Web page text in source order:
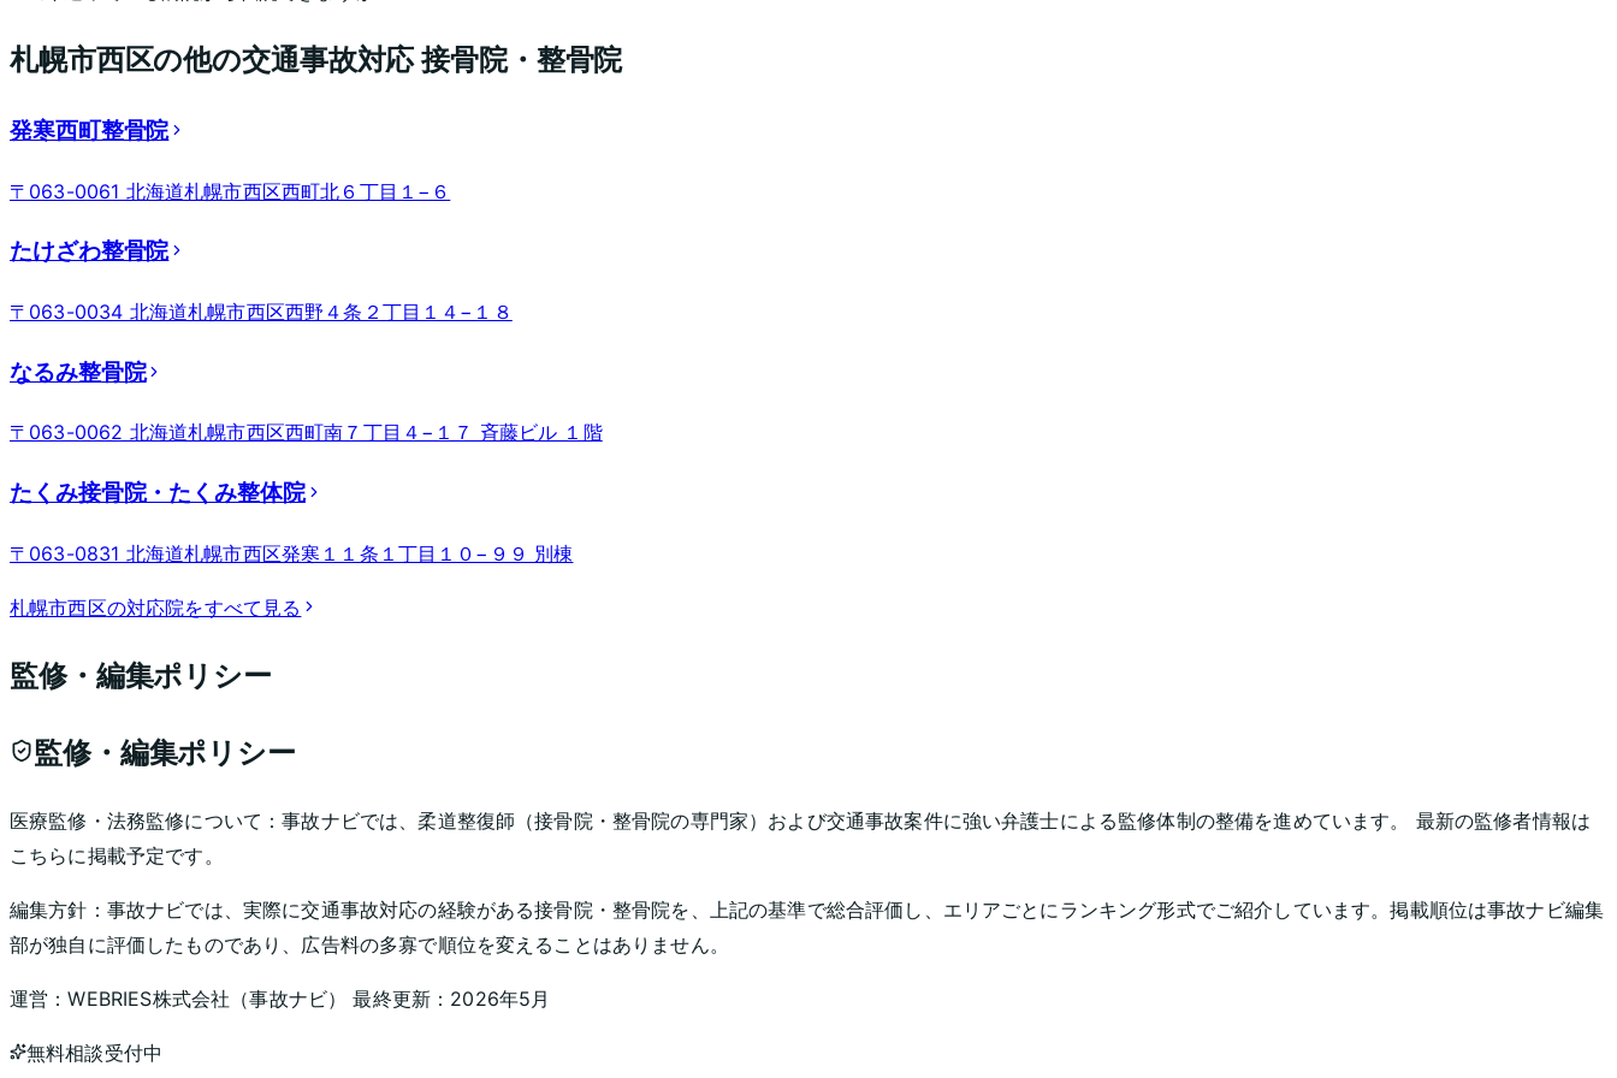
札幌市西区の他の交通事故対応 接骨院・整骨院
発寒西町整骨院
〒063-0061 北海道札幌市西区西町北６丁目１−６
たけざわ整骨院
〒063-0034 北海道札幌市西区西野４条２丁目１４−１８
なるみ整骨院
〒063-0062 北海道札幌市西区西町南７丁目４−１７ 斉藤ビル １階
たくみ接骨院・たくみ整体院
〒063-0831 北海道札幌市西区発寒１１条１丁目１０−９９ 別棟
札幌市西区の対応院をすべて見る
監修・編集ポリシー
監修・編集ポリシー
医療監修・法務監修について：事故ナビでは、柔道整復師（接骨院・整骨院の専門家）および交通事故案件に強い弁護士による監修体制の整備を進めています。 最新の監修者情報は
こちらに掲載予定です。
編集方針： 事故ナビでは、実際に交通事故対応の経験がある接骨院・整骨院を、上記の基準で総合評価し、エリアごとにランキング形式でご紹介しています。掲載順位は事故ナビ編集
部が独自に評価したものであり、広告料の多寡で順位を変えることはありません。
運営：WEBRIES株式会社 （事故ナビ） 最終更新： 2026年5月
無料相談受付中